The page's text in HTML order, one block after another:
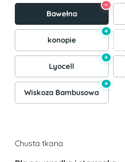
Bawełna
−
konopie
+
Lyocell
+
Wiskoza Bambusowa
+
Chusta tkana